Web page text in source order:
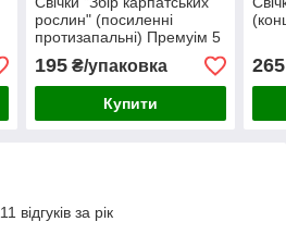
рослин" (посиленні
протизапальні) Премуім 5
шт
195₴/упаковка
Купити
265
відгуків за рік